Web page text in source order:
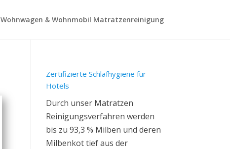
Wohnwagen & Wohnmobil Matratzenreinigung
Zertifizierte Schlafhygiene für
Hotels
Durch unser Matratzen
Reinigungsverfahren werden
bis zu 93,3 % Milben und deren
Milbenkot tief aus der